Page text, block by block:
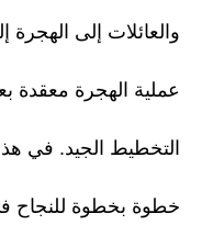
والعائلات إلى الهجرة
عملية الهجرة
التخطيط الجيد. في
خطوة بخطوة للنجاح